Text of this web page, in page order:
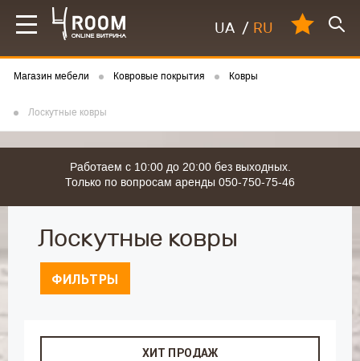
UA / RU
Магазин мебели Ковровые покрытия Ковры
Лоскутные ковры
Работаем с 10:00 до 20:00 без выходных.
Только по вопросам аренды 050-750-75-46
Лоскутные ковры
ФИЛЬТРЫ
ХИТ ПРОДАЖ